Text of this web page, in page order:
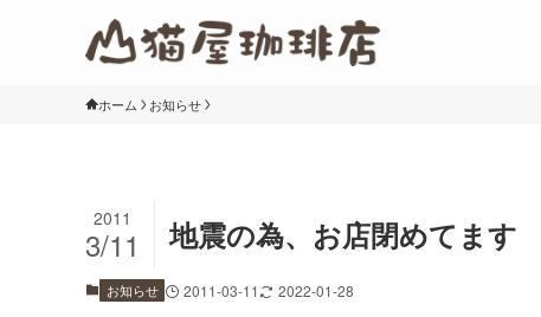
ホーム お知らせ
地震の為、お店閉めてます
2011
3/11
お知らせ 2011-03-11 2022-01-28